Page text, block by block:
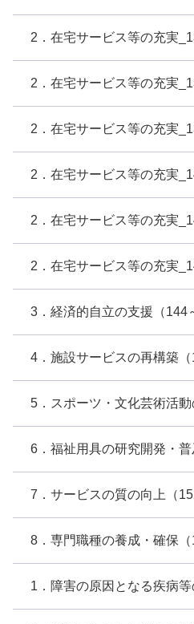
2．在宅サービス等の充実
2．在宅サービス等の充実
2．在宅サービス等の充実
2．在宅サービス等の充実
2．在宅サービス等の充実
2．在宅サービス等の充実
3．経済的自立の支援（144
4．施設サービスの再構築
5．スポーツ・文化芸術活
6．福祉用具の研究開発・
7．サービスの質の向上（
8．専門職種の養成・確保
1．障害の原因となる疾病